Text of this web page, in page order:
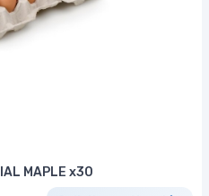
MAPLE x30